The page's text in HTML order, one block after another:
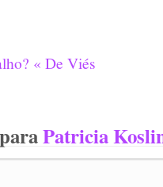
« De Viés
Patricia